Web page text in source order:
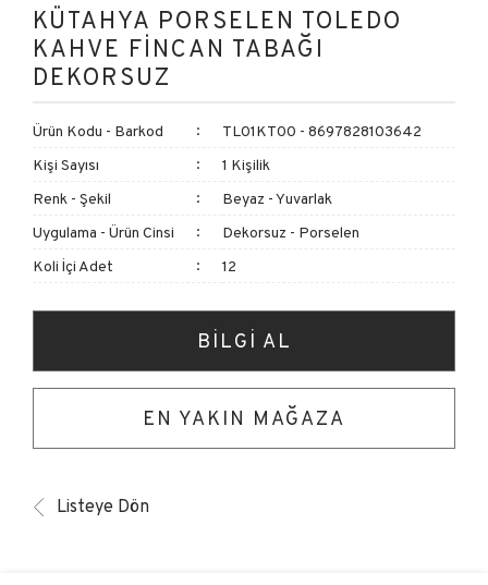
KÜTAHYA PORSELEN TOLEDO
KAHVE FİNCAN TABAĞI
DEKORSUZ
Ürün Kodu - Barkod
TL01KT00 - 8697828103642
Kişi Sayısı
1 Kişilik
Renk - Şekil
Beyaz - Yuvarlak
Uygulama - Ürün Cinsi
Dekorsuz - Porselen
Koli İçi Adet
12
BİLGİ AL
EN YAKIN MAĞAZA
Listeye Dön